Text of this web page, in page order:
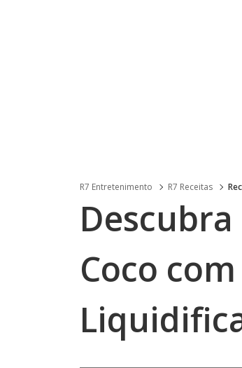
R7 Entretenimento R7 Receitas
Coco